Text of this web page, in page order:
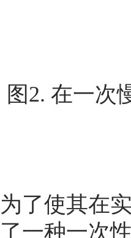
图2. 在一次
为了使其在
了一种一次